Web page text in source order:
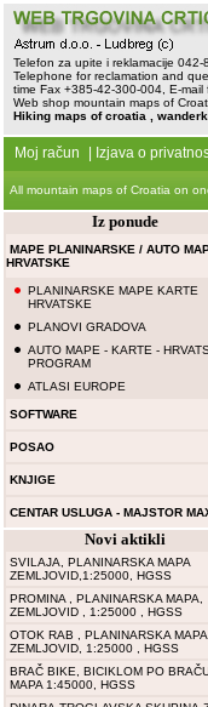
Telefon za upite i reklamacije
Telephone for reclamation and
time Fax +385-42-300-004, E-mail
Web shop mountain maps of
Hiking maps of croatia ,
Moj račun Izjava o
All mountain maps of Croatia on
Iz ponude
MAPE PLANINARSKE / AUTO
HRVATSKE
PLANINARSKE MAPE KARTE
HRVATSKE
PLANOVI GRADOVA
AUTO MAPE - KARTE -
PROGRAM
ATLASI EUROPE
SOFTWARE
POSAO
KNJIGE
CENTAR USLUGA - MAJSTOR
Novi aktikli
SVILAJA, PLANINARSKA MAPA
ZEMLJOVID,1:25000, HGSS
PROMINA , PLANINARSKA MAPA,
ZEMLJOVID , 1:25000 , HGSS
OTOK RAB , PLANINARSKA MAPA,
ZEMLJOVID, 1:25000 , HGSS
BRAČ BIKE, BICIKLOM PO
MAPA 1:45000, HGSS